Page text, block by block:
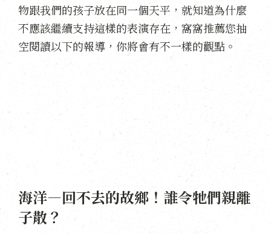
物跟我們的孩子放在同一個天平，就知道為什麼
不應該繼續支持這樣的表演存在，窩窩推薦您抽
空閱讀以下的報導，你將會有不一樣的觀點。
海洋—回不去的故鄉！誰令牠們親離
子散？